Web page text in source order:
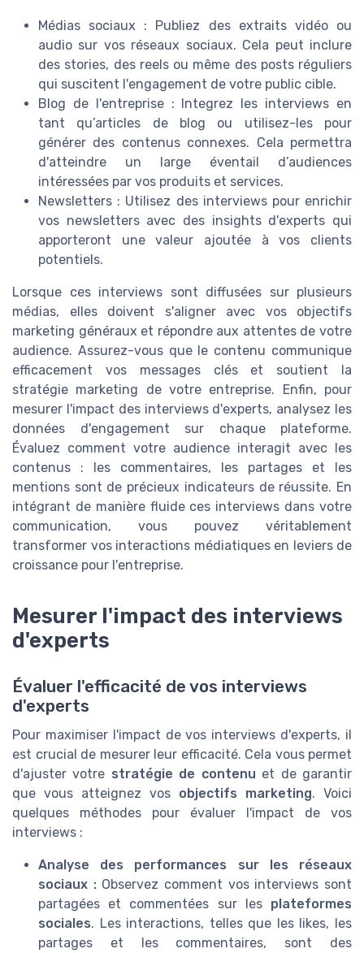
Médias sociaux : Publiez des extraits vidéo ou
audio sur vos réseaux sociaux. Cela peut inclure
des stories, des reels ou même des posts réguliers
qui suscitent l'engagement de votre public cible.
Blog de l'entreprise : Integrez les interviews en
tant qu’articles de blog ou utilisez-les pour
générer des contenus connexes. Cela permettra
d'atteindre un large éventail d’audiences
intéressées par vos produits et services.
Newsletters : Utilisez des interviews pour enrichir
vos newsletters avec des insights d'experts qui
apporteront une valeur ajoutée à vos clients
potentiels.
Lorsque ces interviews sont diffusées sur plusieurs
médias, elles doivent s'aligner avec vos objectifs
marketing généraux et répondre aux attentes de votre
audience. Assurez-vous que le contenu communique
efficacement vos messages clés et soutient la
stratégie marketing de votre entreprise. Enfin, pour
mesurer l'impact des interviews d'experts, analysez les
données d'engagement sur chaque plateforme.
Évaluez comment votre audience interagit avec les
contenus : les commentaires, les partages et les
mentions sont de précieux indicateurs de réussite. En
intégrant de manière fluide ces interviews dans votre
communication, vous pouvez véritablement
transformer vos interactions médiatiques en leviers de
croissance pour l'entreprise.
Mesurer l'impact des interviews
d'experts
Évaluer l'efficacité de vos interviews
d'experts
Pour maximiser l'impact de vos interviews d'experts, il
est crucial de mesurer leur efficacité. Cela vous permet
d'ajuster votre stratégie de contenu et de garantir
que vous atteignez vos objectifs marketing. Voici
quelques méthodes pour évaluer l'impact de vos
interviews :
Analyse des performances sur les réseaux
sociaux :Observez comment vos interviews sont
partagées et commentées sur les plateformes
sociales. Les interactions, telles que les likes, les
partages et les commentaires, sont des